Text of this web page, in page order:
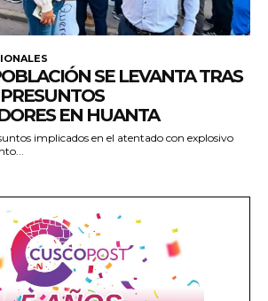
SE LEVANTA TRAS
EN HUANTA
implicados en el atentado con explosivo